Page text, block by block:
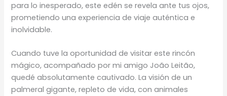
para lo inesperado, este edén se revela ante tus ojos,
prometiendo una experiencia de viaje auténtica e
inolvidable.
Cuando tuve la oportunidad de visitar este rincón
mágico, acompañado por mi amigo João Leitão,
quedé absolutamente cautivado. La visión de un
palmeral gigante, repleto de vida, con animales